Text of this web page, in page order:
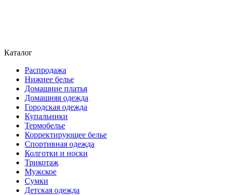
Каталог
Распродажа
Нижнее белье
Домашние платья
Домашняя одежда
Городская одежда
Купальники
Термобелье
Корректирующее белье
Спортивная одежда
Колготки и носки
Трикотаж
Мужское
Сумки
Детская одежда